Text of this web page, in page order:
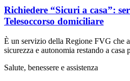
Richiedere “Sicuri a casa”:
Telesoccorso domiciliare
È un servizio della Regione FVG che
sicurezza e autonomia restando a casa
Salute, benessere e assistenza